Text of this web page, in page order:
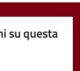
su questa